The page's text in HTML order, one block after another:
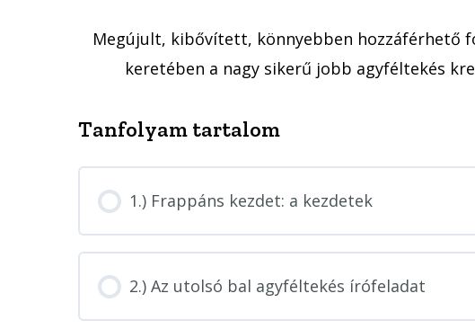
Megújult, kibővített, könnyebben hozzáférhető
keretében a nagy sikerű jobb agyféltekés
Tanfolyam tartalom
1.) Frappáns kezdet: a kezdetek
2.) Az utolsó bal agyféltekés írófeladat